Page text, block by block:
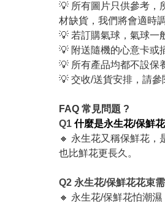
💡 所有圖片只供參考，
材缺貨，我們將會適時
💡 若訂購氣球，氣球一
💡 附送隨機的心意卡或
💡 所有產品均都不設保
💡 交收/送貨安排，請參
FAQ 常見問題 ?
Q1 什麼是永生花/保鮮
🔸 永生花又稱保鮮花，
也比鮮花更長久。
Q2 永生花/保鮮花花束
🔸 永生花/保鮮花怕潮